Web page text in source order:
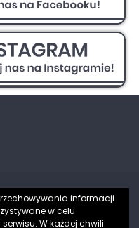
informacji
w celu
W każdej chwili